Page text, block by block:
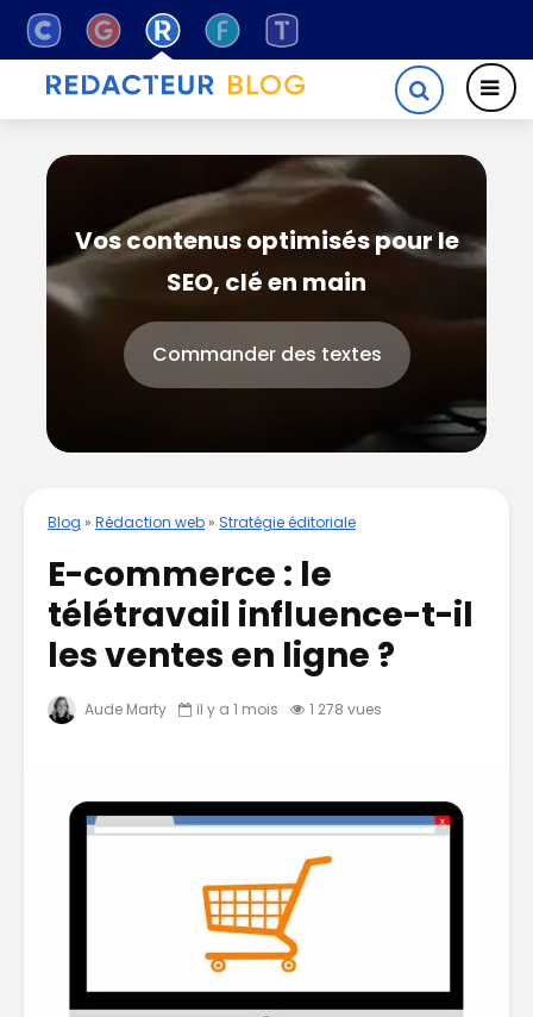
Vos contenus optimisés pour le
SEO, clé en main
Commander des textes
Blog » Rédaction web » Stratégie éditoriale
E-commerce : le
télétravail influence-t-il
les ventes en ligne ?
Aude Marty il y a 1 mois 1 278 vues